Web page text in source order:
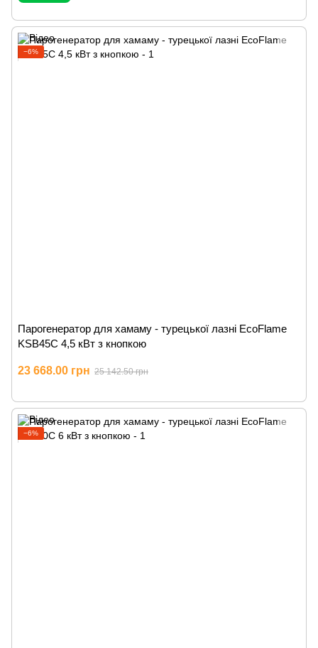
−6%
Парогенератор для хамаму - турецької лазні EcoFlame
KSB45C 4,5 кВт з кнопкою
23 668.00 грн 25 142.50 грн
−6%